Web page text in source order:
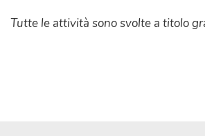
Tutte le attività sono svolte a titolo